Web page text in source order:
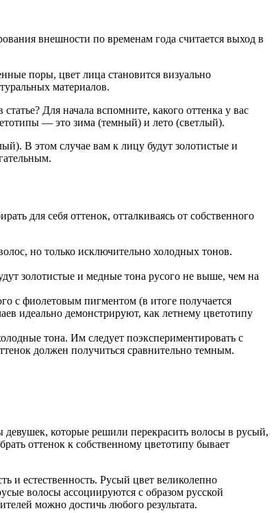
внешности по временам года считается выход в
поры, цвет лица становится визуально
материалов.
Для начала вспомните, какого оттенка у вас
— это зима (темный) и лето (светлый).
В этом случае вам к лицу будут золотистые и
для себя оттенок, отталкиваясь от собственного
но только исключительно холодных тонов.
золотистые и медные тона русого не выше, чем на
с фиолетовым пигментом (в итоге получается
идеально демонстрируют, как летнему цветотипу
тона. Им следует поэкспериментировать с
должен получиться сравнительно темным.
девушек, которые решили перекрасить волосы в русый,
оттенок к собственному цветотипу бывает
и естественность. Русый цвет великолепно
волосы ассоциируются с образом русской
можно достичь любого результата.